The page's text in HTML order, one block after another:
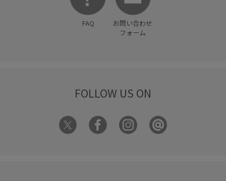
裏地付き 足長
長財布 靴
FAQ
お問い合わせ
フォーム
FOLLOW US ON